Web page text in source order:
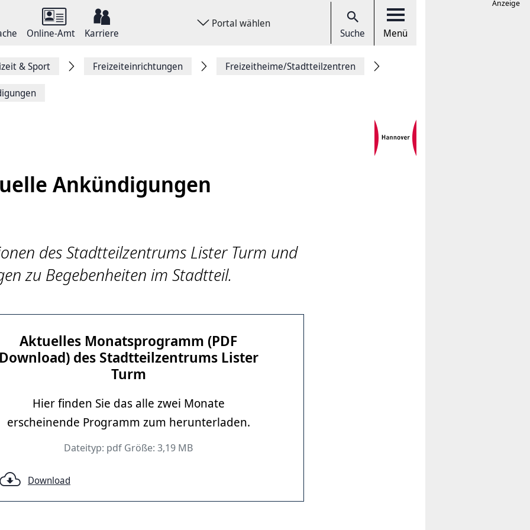
Online-Amt Karriere
Portal wählen
Suche Menü
& Sport Freizeiteinrichtungen Freizeitheime/Stadtteilzentren
Ankündigungen
des Stadtteilzentrums Lister Turm und
zu Begebenheiten im Stadtteil.
- Grafikdesign
Aktuelles Monatsprogramm (PDF
Download) des Stadtteilzentrums Lister
Turm
Hier finden Sie das alle zwei Monate
erscheinende Programm zum herunterladen.
Dateityp: pdf Größe: 3,19 MB
Download
Anzeige